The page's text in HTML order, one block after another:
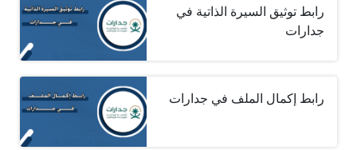
رابط توثيق السيرة الذاتية في
جدارات
رابط إكمال الملف في جدارات